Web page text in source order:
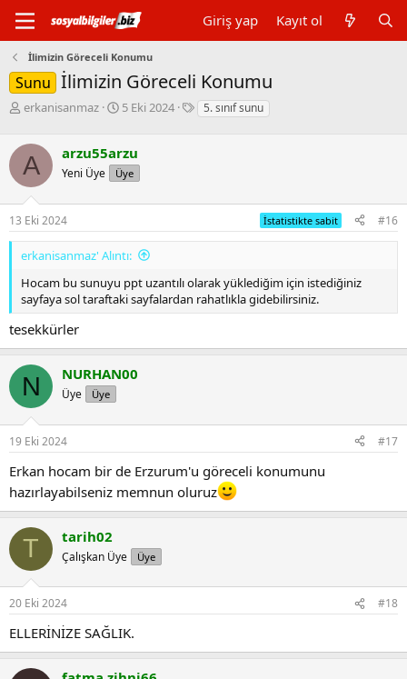
Giriş yap Kayıt ol
İlimizin Göreceli Konumu
Sunu İlimizin Göreceli Konumu
K
b
u
y
u
b
a
ş
a
t
a
n
erkanisanmaz
B
l
a
g
ç
t
r
i
h
5 Eki 2024
E
l
r
5. sınıf sunu
A arzu55arzu
Yeni Üye Üye
13 Eki 2024 İstatistikte sabit #16
erkanisanmaz' Alıntı:
Hocam bu sunuyu ppt uzantılı olarak yüklediğim için istediğiniz
sayfaya sol taraftaki sayfalardan rahatlıkla gidebilirsiniz.
tesekkürler
N NURHAN00
Üye Üye
19 Eki 2024 #17
Erkan hocam bir de Erzurum'u göreceli konumunu
hazırlayabilseniz memnun oluruz
T tarih02
Çalışkan Üye Üye
20 Eki 2024 #18
ELLERİNİZE SAĞLIK.